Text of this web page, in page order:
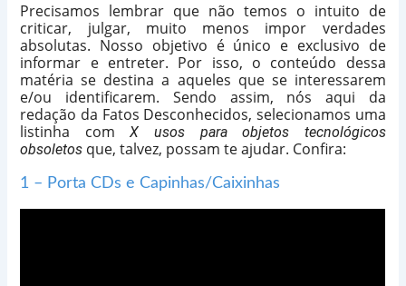
Precisamos lembrar que não temos o intuito de
criticar, julgar, muito menos impor verdades
absolutas. Nosso objetivo é único e exclusivo de
informar e entreter. Por isso, o conteúdo dessa
matéria se destina a aqueles que se interessarem
e/ou identificarem. Sendo assim, nós aqui da
redação da Fatos Desconhecidos, selecionamos uma
listinha comX usos para objetos tecnológicos
obsoletos que, talvez, possam te ajudar. Confira:
1 – Porta CDs e Capinhas/Caixinhas